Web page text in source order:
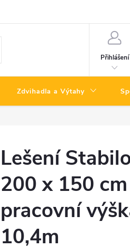
Přihlášení
Zdvihadla a Výtahy
Lešení
200 x 150 cm
pracovní
10,4m